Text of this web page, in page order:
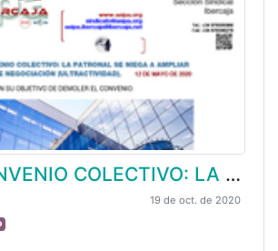
250 – CONVENIO COLECTIVO: LA PATRONAL SE NIEGA A AMPLIAR EL PLAZO DE NEGOCIACIÓN (ULTRACTIVIDAD).
19 de oct. de 2020